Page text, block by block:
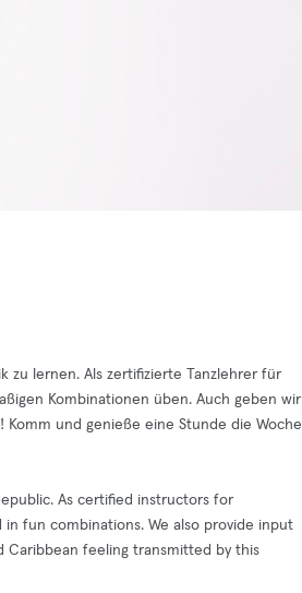
zu lernen. Als zertifizierte Tanzlehrer für
Kombinationen üben. Auch geben wir
Komm und genieße eine Stunde die Woche
As certified instructors for
fun combinations. We also provide input
Caribbean feeling transmitted by this